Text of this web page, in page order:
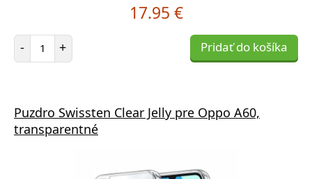
17.95 €
- Počet položiek
+ Pridať do košíka
Puzdro Swissten Clear Jelly pre Oppo A60,
transparentné